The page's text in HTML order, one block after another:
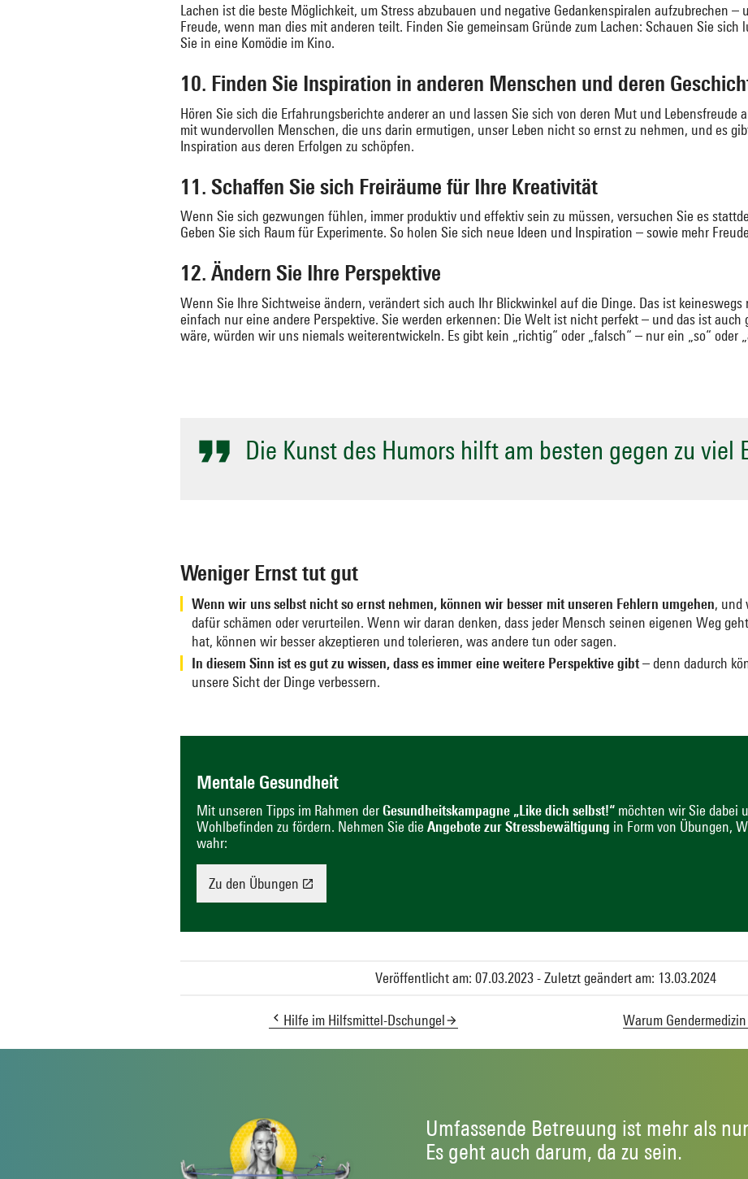
Lachen ist die beste Möglichkeit, um Stress abzubauen und negative Gedankenspiralen aufzubrechen –
Freude, wenn man dies mit anderen teilt. Finden Sie gemeinsam Gründe zum Lachen: Schauen Sie sich
Sie in eine Komödie im Kino.
10. Finden Sie Inspiration in anderen Menschen und deren
Hören Sie sich die Erfahrungsberichte anderer an und lassen Sie sich von deren Mut und Lebensfreude
mit wundervollen Menschen, die uns darin ermutigen, unser Leben nicht so ernst zu nehmen, und es
Inspiration aus deren Erfolgen zu schöpfen.
11. Schaffen Sie sich Freiräume für Ihre Kreativität
Wenn Sie sich gezwungen fühlen, immer produktiv und effektiv sein zu müssen, versuchen Sie es
Geben Sie sich Raum für Experimente. So holen Sie sich neue Ideen und Inspiration – sowie mehr
12. Ändern Sie Ihre Perspektive
Wenn Sie Ihre Sichtweise ändern, verändert sich auch Ihr Blickwinkel auf die Dinge. Das ist keineswegs
einfach nur eine andere Perspektive. Sie werden erkennen: Die Welt ist nicht perfekt – und das ist
wäre, würden wir uns niemals weiterentwickeln. Es gibt kein „richtig“ oder „falsch“ – nur ein „so“ oder
Die Kunst des Humors hilft am besten gegen zu viel
Weniger Ernst tut gut
Wenn wir uns selbst nicht so ernst nehmen, können wir besser mit unseren Fehlern umgehen, und
dafür schämen oder verurteilen. Wenn wir daran denken, dass jeder Mensch seinen eigenen Weg
hat, können wir besser akzeptieren und tolerieren, was andere tun oder sagen.
In diesem Sinn ist es gut zu wissen, dass es immer eine weitere Perspektive gibt– denn dadurch
unsere Sicht der Dinge verbessern.
Mentale Gesundheit
Mit unseren Tipps im Rahmen derGesundheitskampagne „Like dich selbst!“ möchten wir Sie dabei
Wohlbefinden zu fördern. Nehmen Sie die Angebote zur Stressbewältigung in Form von Übungen,
wahr:
Zu den Übungen
Veröffentlicht am: 07.03.2023 - Zuletzt geändert am: 13.03.2024
Hilfe im Hilfsmittel-Dschungel Warum
Umfassende Betreuung ist mehr als
Es geht auch darum, da zu sein.